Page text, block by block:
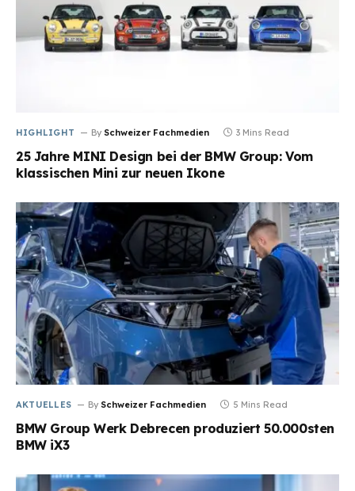
HIGHLIGHT By Schweizer Fachmedien 3 Mins Read
25 Jahre MINI Design bei der BMW Group: Vom
klassischen Mini zur neuen Ikone
AKTUELLES By Schweizer Fachmedien 5 Mins Read
BMW Group Werk Debrecen produziert 50.000sten
BMW iX3